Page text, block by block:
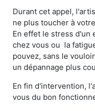
Durant cet appel,
ne plus toucher à
En effet le stress d'un
chez vous ou la
pouvez, sans le
un dépannage plus
En fin d'intervention,
vous du bon